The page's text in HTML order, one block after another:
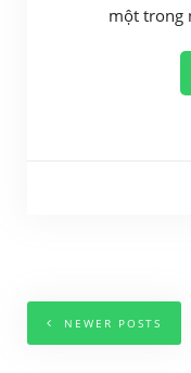
một trong
NEWER POSTS